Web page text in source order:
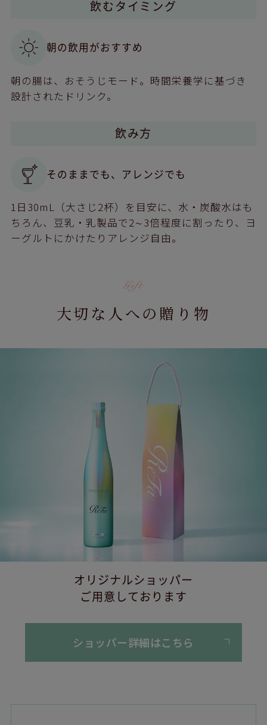
飲むタイミング
朝の飲用がおすすめ
朝の腸は、おそうじモード。時間栄養学に基づき
設計されたドリンク。
飲み方
そのままでも、アレンジでも
1日30mL（大さじ2杯）を目安に、水・炭酸水はも
ちろん、豆乳・乳製品で2∼3倍程度に割ったり、ヨ
ーグルトにかけたりアレンジ自由。
大切な人への贈り物
オリジナルショッパー
ご用意しております
ショッパー詳細はこちら